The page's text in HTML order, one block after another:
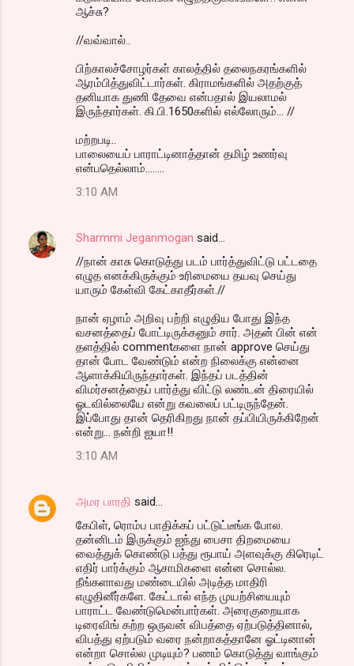
ஆச்சு?
//வவ்வால்..
பிற்காலச்சோழர்கள் காலத்தில் தலைநகரங்களில்
ஆரம்பித்துவிட்டார்கள். கிராமங்களில் அதற்குத்
தனியாக துணி தேவை என்பதால் இயலாமல்
இருந்தார்கள். கி.பி.1650களில் எல்லோரும்... //
மற்றபடி..
பாலையைப் பாராட்டினாத்தான் தமிழ் உணர்வு
என்பதெல்லாம்........
3:10 AM
Sharmmi Jeganmogan said…
//நான் காசு கொடுத்து படம் பார்த்துவிட்டு பட்டதை
எழுத எனக்கிருக்கும் உரிமையை தயவு செய்து
யாரும் கேள்வி கேட்காதீர்கள்.//
நான் ஏழாம் அறிவு பற்றி எழுதிய போது இந்த
வசனத்தைப் போட்டிருக்கனும் சார். அதன் பின் என்
தளத்தில் commentகளை நான் approve செய்து
தான் போட வேண்டும் என்ற நிலைக்கு என்னை
ஆளாக்கியிருந்தார்கள். இந்தப் படத்தின்
விமர்சனத்தைப் பார்த்து விட்டு லண்டன் திரையில்
ஓடவில்லையே என்று கவலைப் பட்டிருந்தேன்.
இப்போது தான் தெரிகிறது நான் தப்பியிருக்கிறேன்
என்று... நன்றி ஐயா!!
3:10 AM
அமர பாரதி said…
கேபிள், ரொம்ப பாதிக்கப் பட்டுட்டீங்க போல.
தன்னிடம் இருக்கும் ஐந்து பைசா திறமையை
வைத்துக் கொண்டு பத்து ரூபாய் அளவுக்கு கிரெடிட்
எதிர் பார்க்கும் ஆசாமிகளை என்ன சொல்ல.
நீங்களாவது மண்டையில் அடித்த மாதிரி
எழுதினீர்களே. கேட்டால் எந்த முயற்சியையும்
பாராட்ட வேண்டுமென்பார்கள். அரைகுறையாக
டிரைவிங் கற்ற ஒருவன் விபத்தை ஏற்படுத்தினால்,
விபத்து ஏற்படும் வரை நன்றாகத்தானே ஓட்டினான்
என்றா சொல்ல முடியும்? பணம் கொடுத்து வாங்கும்